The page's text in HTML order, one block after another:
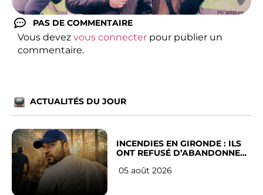
PAS DE COMMENTAIRE
Vous devez vous connecter pour publier un
commentaire.
ACTUALITÉS DU JOUR
INCENDIES EN GIRONDE : ILS
ONT REFUSÉ D’ABANDONNER
05 août 2026